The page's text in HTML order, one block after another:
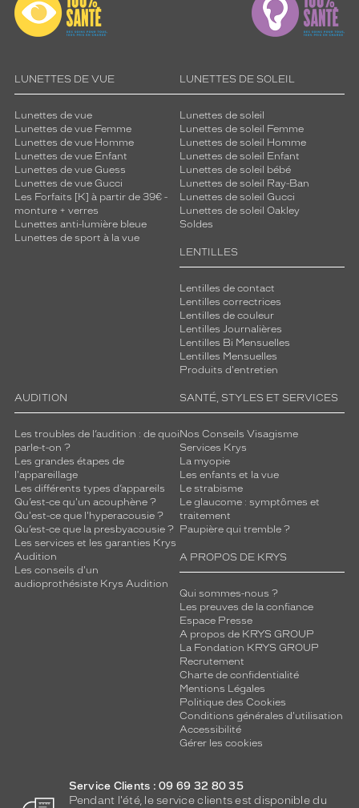
LUNETTES DE VUE
Lunettes de vue
Lunettes de vue Femme
Lunettes de vue Homme
Lunettes de vue Enfant
Lunettes de vue Guess
Lunettes de vue Gucci
Les Forfaits [K] à partir de 39€ -
monture + verres
Lunettes anti-lumière bleue
Lunettes de sport à la vue
LUNETTES DE SOLEIL
Lunettes de soleil
Lunettes de soleil Femme
Lunettes de soleil Homme
Lunettes de soleil Enfant
Lunettes de soleil bébé
Lunettes de soleil Ray-Ban
Lunettes de soleil Gucci
Lunettes de soleil Oakley
Soldes
LENTILLES
Lentilles de contact
Lentilles correctrices
Lentilles de couleur
Lentilles Journalières
Lentilles Bi Mensuelles
Lentilles Mensuelles
Produits d'entretien
AUDITION
Les troubles de l’audition : de quoi
parle-t-on ?
Les grandes étapes de
l'appareillage
Les différents types d’appareils
Qu’est-ce qu'un acouphène ?
Qu'est-ce que l'hyperacousie ?
Qu’est-ce que la presbyacousie ?
Les services et les garanties Krys
Audition
Les conseils d'un
audioprothésiste Krys Audition
SANTÉ, STYLES ET SERVICES
Nos Conseils Visagisme
Services Krys
La myopie
Les enfants et la vue
Le strabisme
Le glaucome : symptômes et
traitement
Paupière qui tremble ?
A PROPOS DE KRYS
Qui sommes-nous ?
Les preuves de la confiance
Espace Presse
A propos de KRYS GROUP
La Fondation KRYS GROUP
Recrutement
Charte de confidentialité
Mentions Légales
Politique des Cookies
Conditions générales d'utilisation
Accessibilité
Gérer les cookies
Service Clients : 09 69 32 80 35
Pendant l'été, le service clients est disponible du